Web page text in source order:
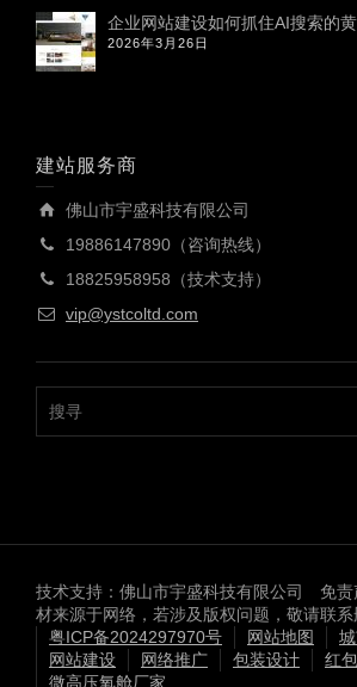
企业网站建设如何抓住AI搜索的
2026年3月26日
建站服务商
佛山市宇盛科技有限公司
19886147890（咨询热线）
18825958958（技术支持）
vip@ystcoltd.com
技术支持：佛山市宇盛科技有限公司 免责
材来源于网络，若涉及版权问题，敬请联系
粤ICP备2024297970号
网站地图
网站建设
网络推广 包装设计
红
微高压氧舱厂家